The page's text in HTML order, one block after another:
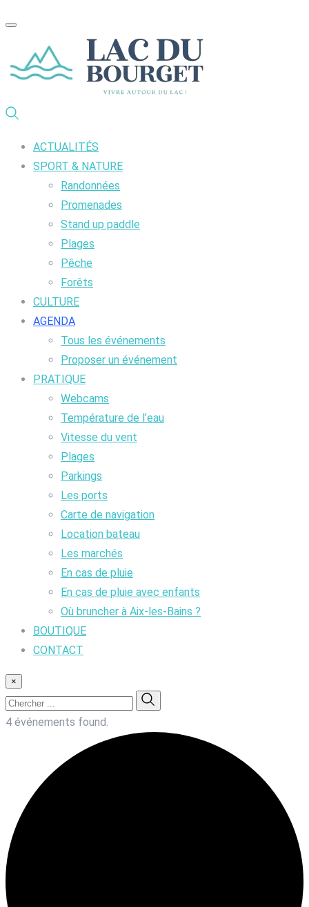
ACTUALITÉS
SPORT & NATURE
Randonnées
Promenades
Stand up paddle
Plages
Pêche
Forêts
CULTURE
AGENDA
Tous les événements
Proposer un événement
PRATIQUE
Webcams
Température de l’eau
Vitesse du vent
Plages
Parkings
Les ports
Carte de navigation
Location bateau
Les marchés
En cas de pluie
En cas de pluie avec enfants
Où bruncher à Aix-les-Bains ?
BOUTIQUE
CONTACT
×
4 événements found.